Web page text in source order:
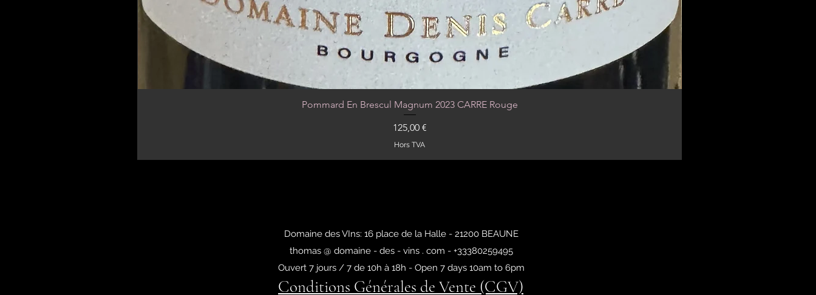
Aperçu rapide
Pommard En Brescul Magnum 2023 CARRE Rouge
Prix
125,00 €
Hors TVA
Domaine des VIns: 16 place de la Halle - 21200 BEAUNE
thomas @ domaine - des - vins . com - +33380259495
Ouvert 7 jours / 7 de 10h à 18h - Open 7 days 10am to 6pm
Conditions Générales de Vente (CGV)